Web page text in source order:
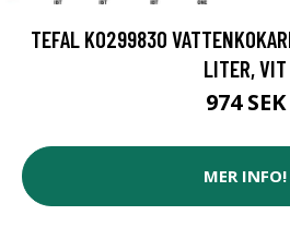
TEFAL KO299830
LITER, VIT
974 SEK
MER INFO!